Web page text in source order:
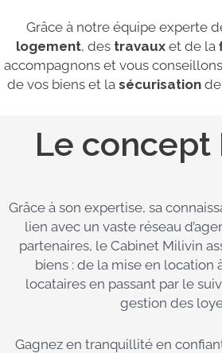
Grâce à notre équipe experte
logement, des travauxet de la
accompagnons et vous
de vos biens et la sécurisationde
Le concept
Grâce à son expertise, sa
lien avec un vaste réseau
partenaires, le Cabinet Milivin
biens : de la mise en location
locataires en passant par le
gestion des
Gagnez en tranquillité en